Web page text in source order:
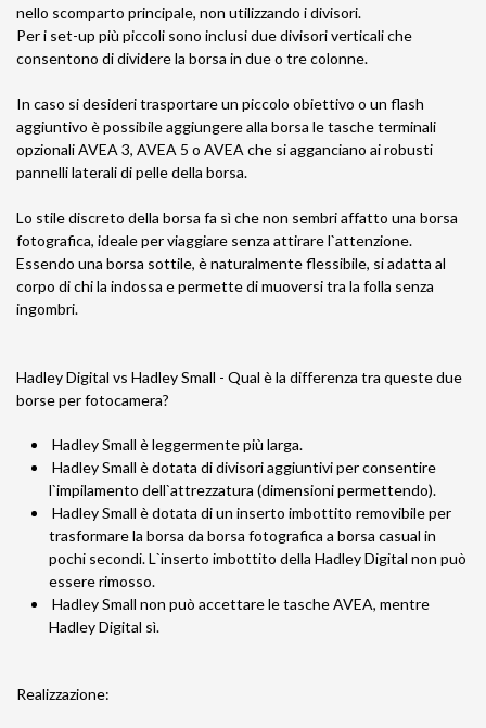
nello scomparto principale, non utilizzando i divisori.
Per i set-up più piccoli sono inclusi due divisori verticali che
consentono di dividere la borsa in due o tre colonne.
In caso si desideri trasportare un piccolo obiettivo o un flash
aggiuntivo è possibile aggiungere alla borsa le tasche terminali
opzionali AVEA 3, AVEA 5 o AVEA che si agganciano ai robusti
pannelli laterali di pelle della borsa.
Lo stile discreto della borsa fa sì che non sembri affatto una borsa
fotografica, ideale per viaggiare senza attirare l`attenzione.
Essendo una borsa sottile, è naturalmente flessibile, si adatta al
corpo di chi la indossa e permette di muoversi tra la folla senza
ingombri.
Hadley Digital vs Hadley Small - Qual è la differenza tra queste due
borse per fotocamera?
Hadley Small è leggermente più larga.
Hadley Small è dotata di divisori aggiuntivi per consentire
l`impilamento dell`attrezzatura (dimensioni permettendo).
Hadley Small è dotata di un inserto imbottito removibile per
trasformare la borsa da borsa fotografica a borsa casual in
pochi secondi. L`inserto imbottito della Hadley Digital non può
essere rimosso.
Hadley Small non può accettare le tasche AVEA, mentre
Hadley Digital sì.
Realizzazione: